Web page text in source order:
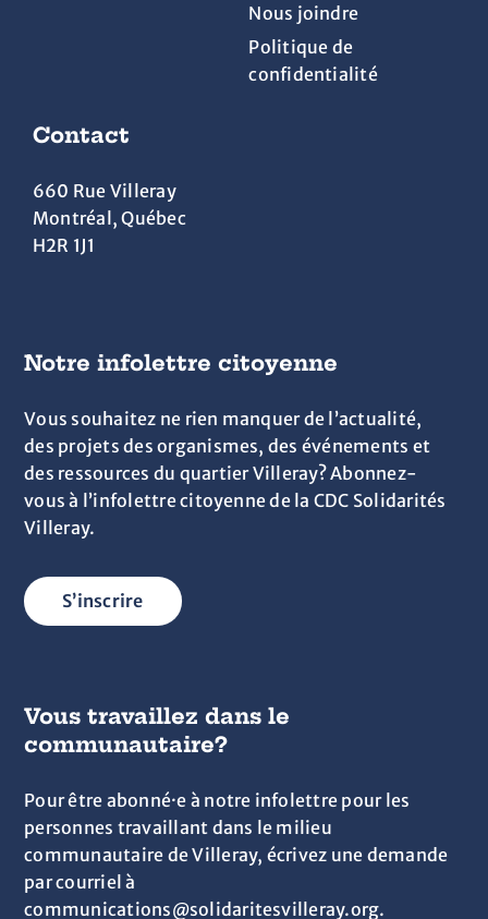
Nous joindre
Politique de
confidentialité
Contact
660 Rue Villeray
Montréal, Québec
H2R 1J1
Notre infolettre citoyenne
Vous souhaitez ne rien manquer de l’actualité,
des projets des organismes, des événements et
des ressources du quartier Villeray? Abonnez-
vous à l’infolettre citoyenne de la CDC Solidarités
Villeray.
S’inscrire
Vous travaillez dans le
communautaire?
Pour être abonné·e à notre infolettre pour les
personnes travaillant dans le milieu
communautaire de Villeray, écrivez une demande
par courriel à
communications@solidaritesvilleray.org.